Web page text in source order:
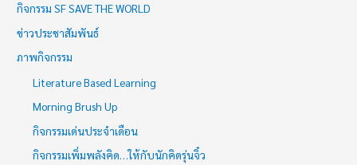
กิจกรรม SF SAVE THE WORLD
ข่าวประชาสัมพันธ์
ภาพกิจกรรม
Literature Based Learning
Morning Brush Up
กิจกรรมเด่นประจำเดือน
กิจกรรมเพิ่มพลังคิด…ให้กับนักคิดรุ่นจิ๋ว